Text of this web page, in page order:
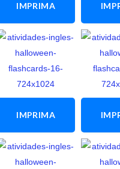
IMPRIMA
ATIVIDADE
IMPRIMA
ATIVIDADE